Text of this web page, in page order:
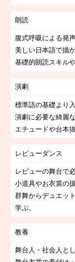
朗読
腹式呼吸による発
美しい日本語で描
基礎的朗読スキル
演劇
標準語の基礎より
演劇に必要な綺麗
エチュードや台本
レビューダンス
レビューの舞台で
小道具やお衣裳の
群舞からデュエッ
学ぶ。
教養
舞台人・社会人と